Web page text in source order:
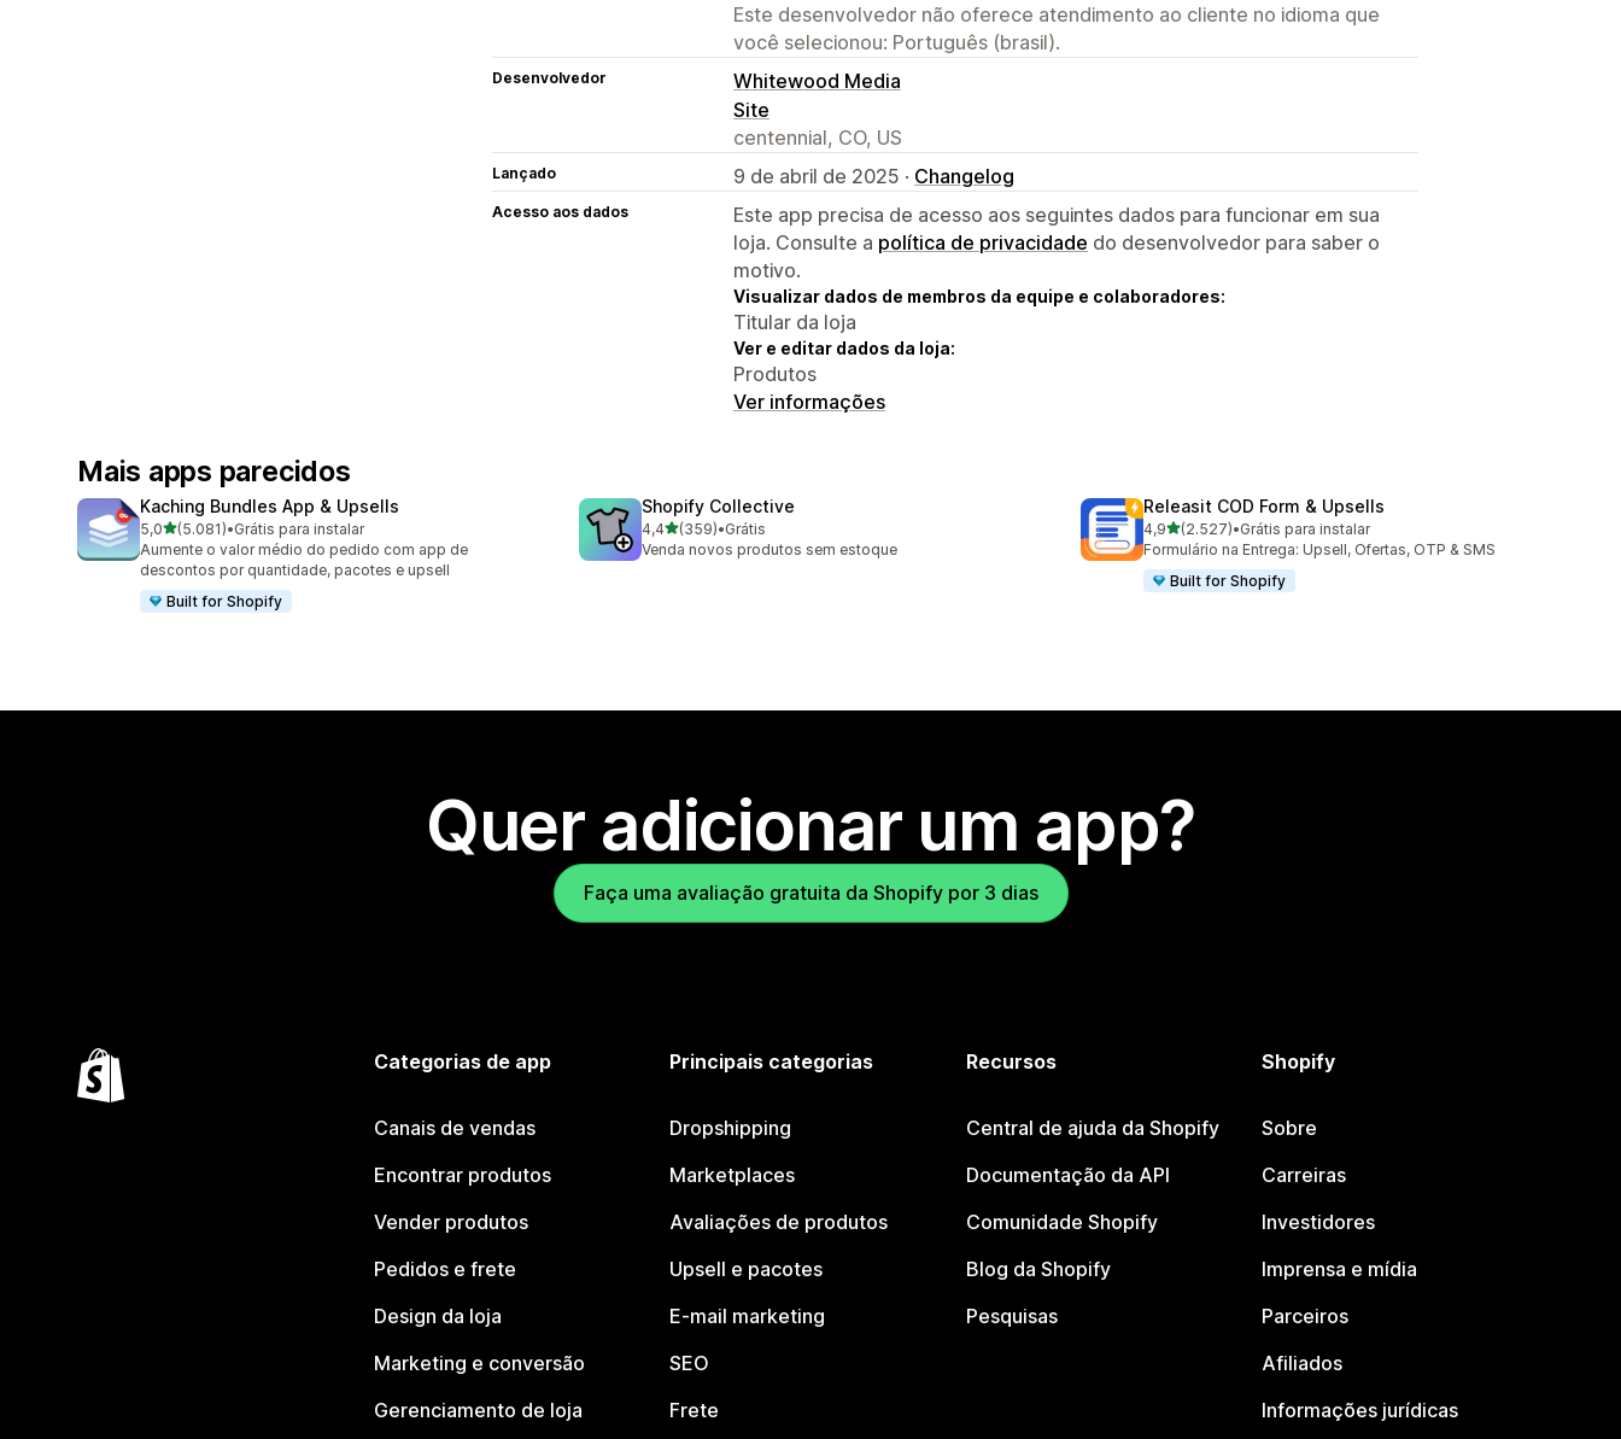
Este desenvolvedor não oferece atendimento ao cliente no idioma que
você selecionou: Português (brasil).
Desenvolvedor
Whitewood Media
Site
centennial, CO, US
Lançado 9 de abril de 2025 · Changelog
Acesso aos dados
Este app precisa de acesso aos seguintes dados para funcionar em sua
loja. Consulte a política de privacidade do desenvolvedor para saber o
motivo.
Visualizar dados de membros da equipe e colaboradores:
Titular da loja
Ver e editar dados da loja:
Produtos
Ver informações
Mais apps parecidos
Kaching Bundles App & Upsells
5,0de 5 estrelas
(5.081)
5081 avaliações ao todo
•Grátis para instalar
Aumente o valor médio do pedido com app de
descontos por quantidade, pacotes e upsell
Built for Shopify
Shopify Collective
4,4de 5 estrelas
(359)
359 avaliações ao todo
•Grátis
Venda novos produtos sem estoque
Releasit COD Form & Upsells
4,9de 5 estrelas
(2.527)
2527 avaliações ao todo
•Grátis para instalar
Formulário na Entrega: Upsell, Ofertas, OTP & SMS
Built for Shopify
Quer adicionar um app?
Faça uma avaliação gratuita da Shopify por 3 dias
Categorias de app
Canais de vendas
Encontrar produtos
Vender produtos
Pedidos e frete
Design da loja
Marketing e conversão
Gerenciamento de loja
Principais categorias
Dropshipping
Marketplaces
Avaliações de produtos
Upsell e pacotes
E-mail marketing
SEO
Frete
Recursos
Central de ajuda da Shopify
Documentação da API
Comunidade Shopify
Blog da Shopify
Pesquisas
Shopify
Sobre
Carreiras
Investidores
Imprensa e mídia
Parceiros
Afiliados
Informações jurídicas